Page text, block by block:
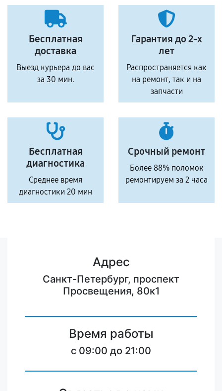
Бесплатная
доставка
Выезд курьера до вас
за 30 мин.
Гарантия до 2-х
лет
Распространяется как
на ремонт, так и на
запчасти
Бесплатная
диагностика
Среднее время
диагностики 20 мин
Срочный ремонт
Более 88% поломок
ремонтируем за 2 часа
Адрес
Санкт-Петербург, проспект
Просвещения, 80к1
Время работы
c 09:00 до 21:00